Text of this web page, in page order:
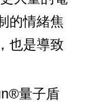
的情緒焦
也是導致
量子盾